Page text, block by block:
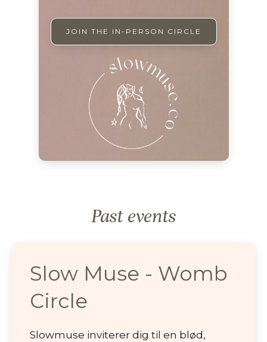
JOIN THE IN-PERSON CIRCLE
Past events
Slow Muse - Womb
Circle
Slowmuse inviterer dig til en blød,